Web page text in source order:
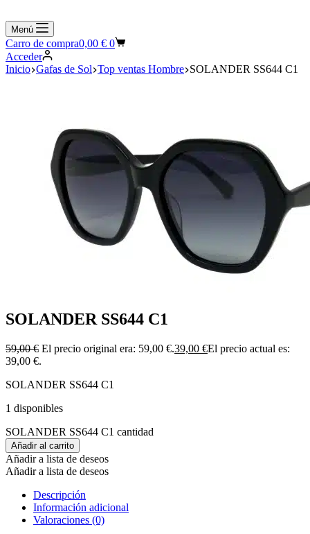
Menú
Carro de compra0,00 € 0
Acceder
Inicio Gafas de Sol Top ventas Hombre SOLANDER SS644 C1
SOLANDER SS644 C1
59,00€ El precio original era: 59,00 €.39,00 €El precio actual es:
39,00 €.
SOLANDER SS644 C1
1 disponibles
SOLANDER SS644 C1 cantidad
Añadir al carrito
Añadir a lista de deseos
Añadir a lista de deseos
Descripción
Información adicional
Valoraciones (0)